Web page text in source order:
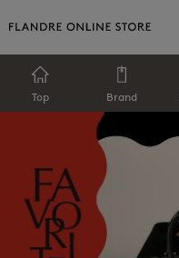
Top Brand